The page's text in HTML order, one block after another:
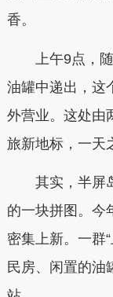
香。
上午9点，随
油罐中递出，这
外营业。这处由
旅新地标，一天
其实，半屏岛
的一块拼图。今
密集上新。一群
民房、闲置的油